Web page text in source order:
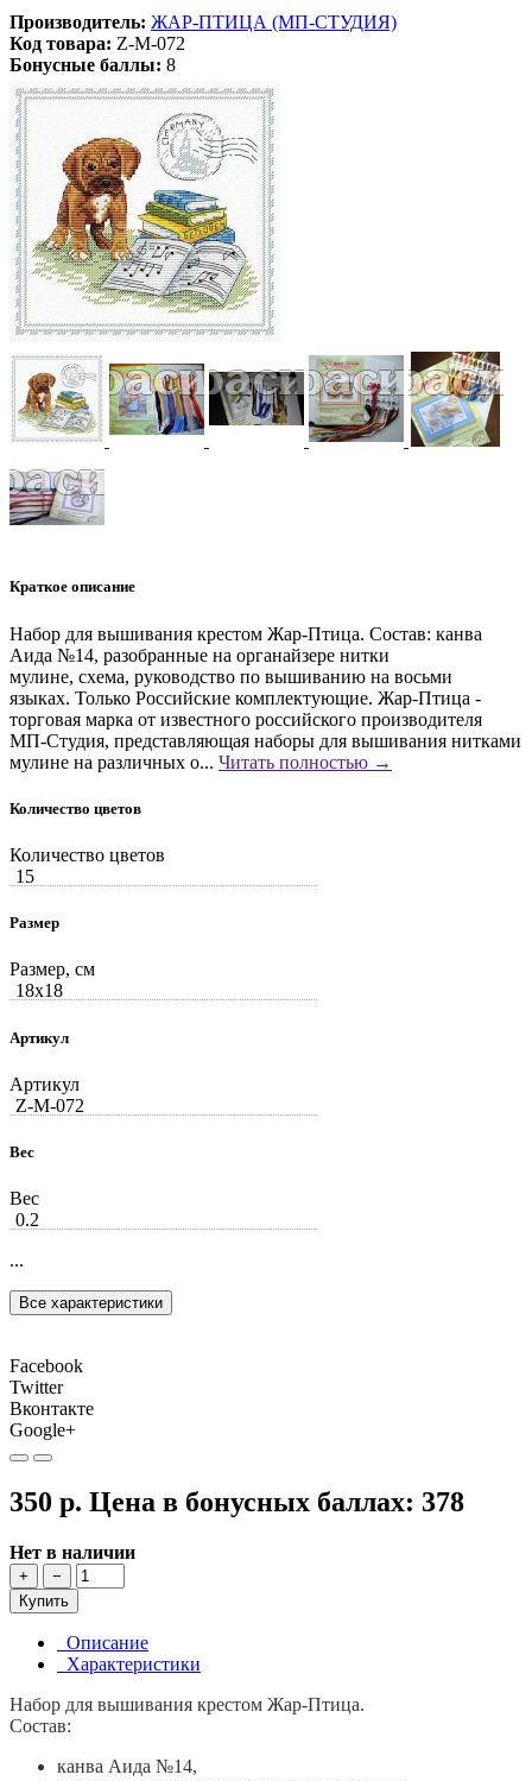
Производитель: ЖАР-ПТИЦА (МП-СТУДИЯ)
Код товара: Z-М-072
Бонусные баллы: 8
Краткое описание
Набор для вышивания крестом Жар-Птица. Состав: канва
Аида №14, разобранные на органайзере нитки
мулине, схема, руководство по вышиванию на восьми
языках. Только Российские комплектующие. Жар-Птица -
торговая марка от известного российского производителя
МП-Студия, представляющая наборы для вышивания нитками
мулине на различных о... Читать полностью →
Количество цветов
Количество цветов
15
Размер
Размер, см
18x18
Артикул
Артикул
Z-М-072
Вес
Вес
0.2
...
Все характеристики
Facebook
Twitter
Вконтакте
Google+
350 р. Цена в бонусных баллах: 378
Нет в наличии
+
−
Купить
Описание
Характеристики
Набор для вышивания крестом Жар-Птица.
Состав:
канва Аида №14,